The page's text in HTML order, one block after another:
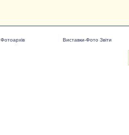
Фотоархів Виставки-Фото Звіти